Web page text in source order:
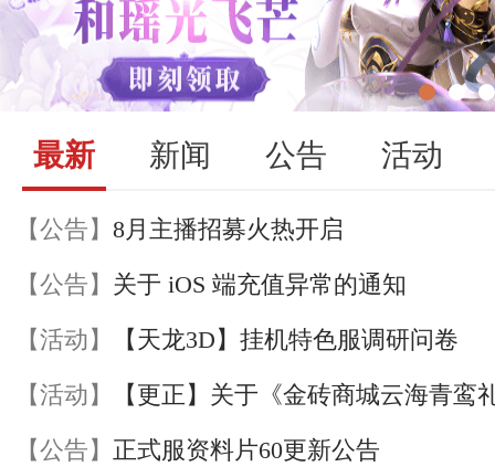
最新 新闻 公告 活动
【公告】 8月主播招募火热开启
【公告】 关于 iOS 端充值异常的通知
【活动】
【天龙3D】挂机特色服调研问卷
【活动】
【公告】 正式服资料片60更新公告